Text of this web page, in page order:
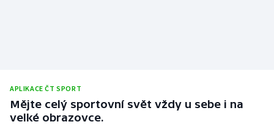
APLIKACE ČT SPORT
Mějte celý sportovní svět vždy u sebe i na
velké obrazovce.